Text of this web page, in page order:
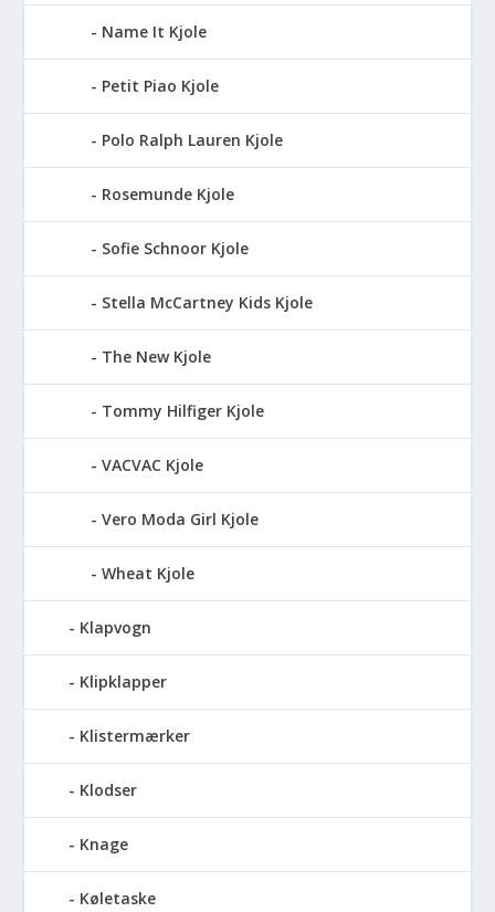
Name It Kjole
Petit Piao Kjole
Polo Ralph Lauren Kjole
Rosemunde Kjole
Sofie Schnoor Kjole
Stella McCartney Kids Kjole
The New Kjole
Tommy Hilfiger Kjole
VACVAC Kjole
Vero Moda Girl Kjole
Wheat Kjole
Klapvogn
Klipklapper
Klistermærker
Klodser
Knage
Køletaske